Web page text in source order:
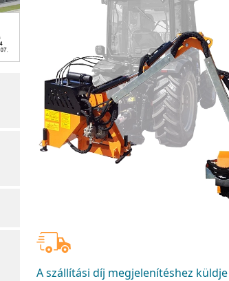
A szállítási díj megjelenítéshez